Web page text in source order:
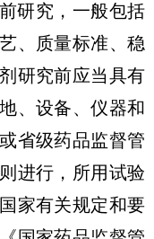
研究，一般包括
、质量标准、稳
研究前应当具有
、设备、仪器和
省级药品监督管
进行，所用试验
家有关规定和要